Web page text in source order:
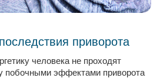
приворота
человека не проходят
побочными эффектами приворота